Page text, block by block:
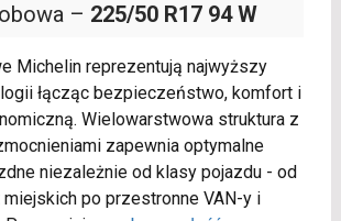
– 225/50 R17 94 W
Michelin reprezentują najwyższy
łącząc bezpieczeństwo, komfort i
Wielowarstwowa struktura z
zapewnia optymalne
niezależnie od klasy pojazdu - od
po przestronne VAN-y i